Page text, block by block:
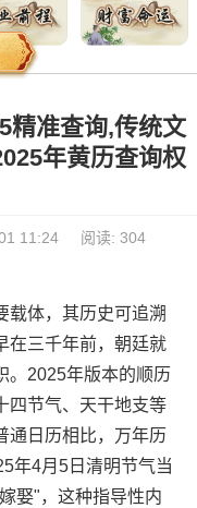
精准查询,传统文
年黄历查询权
11:24 阅读: 304
载体，其历史可追溯
在三千年前，朝廷就
。2025年版本的顺历
四节气、天干地支等
通日历相比，万年历
年4月5日清明节气当
娶"，这种指导性内